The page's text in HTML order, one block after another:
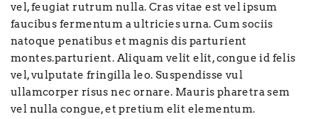
vel, feugiat rutrum nulla. Cras vitae est vel ipsum
faucibus fermentum a ultricies urna. Cum sociis
natoque penatibus et magnis dis parturient
montes.parturient. Aliquam velit elit, congue id felis
vel, vulputate fringilla leo. Suspendisse vul
ullamcorper risus nec ornare. Mauris pharetra sem
vel nulla congue, et pretium elit elementum.